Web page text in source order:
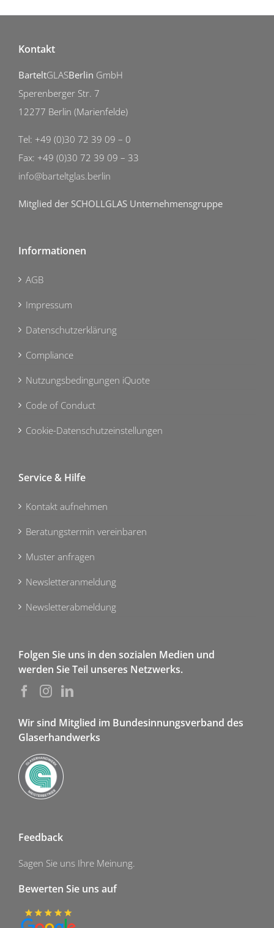
Kontakt
BarteltGLASBerlin GmbH
Sperenberger Str. 7
12277 Berlin (Marienfelde)
Tel: +49 (0)30 72 39 09 – 0
Fax: +49 (0)30 72 39 09 – 33
info@barteltglas.berlin
Mitglied der SCHOLLGLAS Unternehmensgruppe
Informationen
AGB
Impressum
Datenschutzerklärung
Compliance
Nutzungsbedingungen iQuote
Code of Conduct
Cookie-Datenschutzeinstellungen
Service & Hilfe
Kontakt aufnehmen
Beratungstermin vereinbaren
Muster anfragen
Newsletteranmeldung
Newsletterabmeldung
Folgen Sie uns in den sozialen Medien und
werden Sie Teil unseres Netzwerks.
Wir sind Mitglied im Bundesinnungsverband des
Glaserhandwerks
Feedback
Sagen Sie uns Ihre Meinung.
Bewerten Sie uns auf